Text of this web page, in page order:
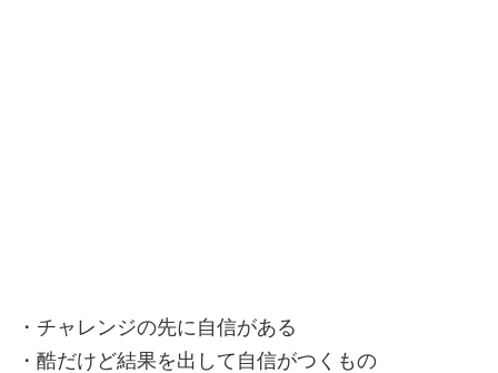
・チャレンジの先に自信がある
・酷だけど結果を出して自信がつくもの